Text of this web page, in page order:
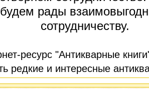
будем рады
сотрудничеству.
ресурс "Антикварные
редкие и интересные